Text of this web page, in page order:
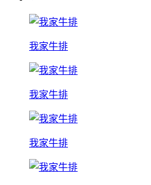
我家牛排
我家牛排
我家牛排